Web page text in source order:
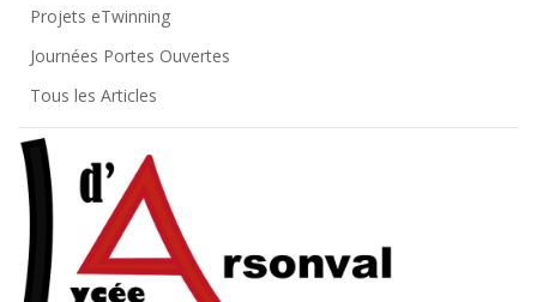
Projets eTwinning
Journées Portes Ouvertes
Tous les Articles